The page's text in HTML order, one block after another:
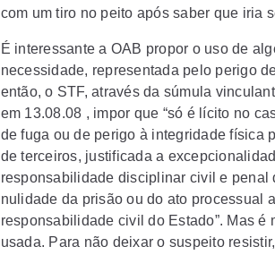
com um tiro no peito após saber que iria
É interessante a OAB propor o uso de
necessidade, representada pelo perigo
então, o STF, através da súmula
em 13.08.08 , impor que “só é lícito no
de fuga ou de perigo à integridade física
de terceiros, justificada a
responsabilidade disciplinar civil e penal
nulidade da prisão ou do ato processual
responsabilidade civil do Estado”. Mas é
usada. Para não deixar o suspeito